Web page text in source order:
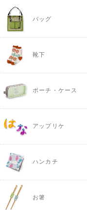
バッグ
靴下
ポーチ・ケース
アップリケ
ハンカチ
お箸